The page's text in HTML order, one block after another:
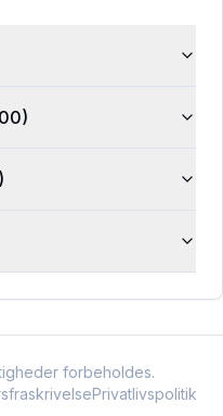
forbeholdes.
Privatlivspolitik